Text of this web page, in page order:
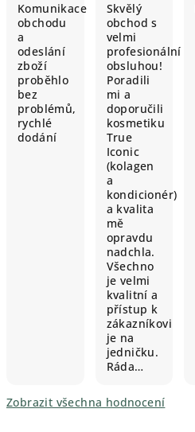
Komunikace
obchodu
a
odeslání
zboží
proběhlo
bez
problémů,
rychlé
dodání
Skvělý
obchod s
velmi
profesionální
obsluhou!
Poradili
mi a
doporučili
kosmetiku
True
Iconic
(kolagen
a
kondicionér)
a kvalita
mě
opravdu
nadchla.
Všechno
je velmi
kvalitní a
přístup k
zákazníkovi
je na
jedničku.
Ráda…
Zobrazit všechna hodnocení